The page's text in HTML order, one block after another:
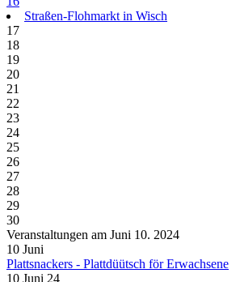
Straßen-Flohmarkt in Wisch
17
18
19
20
21
22
23
24
25
26
27
28
29
30
Veranstaltungen am Juni 10. 2024
10 Juni
Plattsnackers - Plattdüütsch för Erwachsene
10 Juni 24